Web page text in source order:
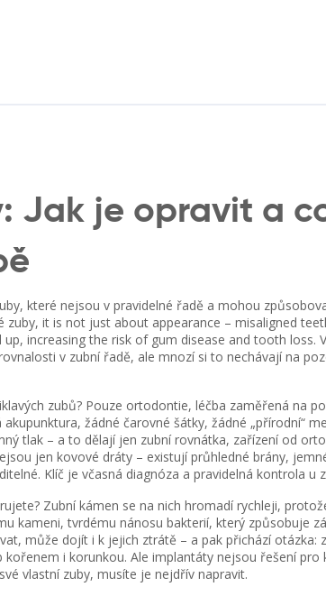
Jak je opravit a
které nejsou v pravidelné řadě a mohou
zuby, it is not just about appearance – misaligned
increasing the risk of gum disease and tooth loss.
v zubní řadě, ale mnozí si to nechávají na
zubů? Pouze ortodontie, léčba zaměřená na
akupunktura, žádné čarovné šátky, žádné „přírodní“
tlak – a to dělají jen zubní rovnátka, zařízení od
jen kovové dráty – existují průhledné brány,
Klíč je včasná diagnóza a pravidelná kontrola u
Zubní kámen se na nich hromadí rychleji,
kameni,tvrdému nánosu bakterií, který způsobuje
může dojít i k jejich ztrátě – a pak přichází otázka:
kořenem i korunkou. Ale implantáty nejsou řešení pro
vlastní zuby, musíte je nejdřív napravit.